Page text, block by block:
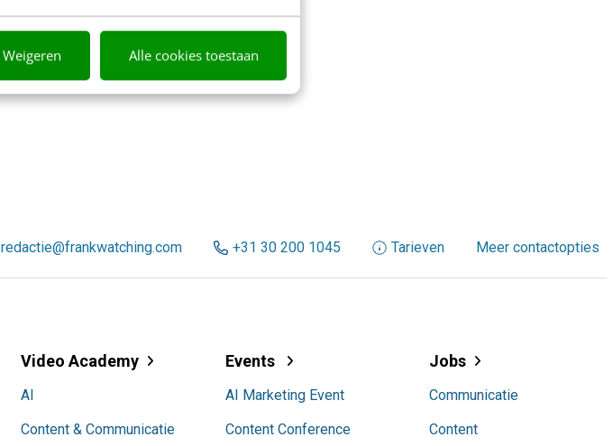
Weigeren Alle cookies toestaan
redactie@frankwatching.com +31 30 200 1045 Tarieven Meer contactopties
Video Academy
AI
Content & Communicatie
Events
AI Marketing Event
Content Conference
Jobs
Communicatie
Content